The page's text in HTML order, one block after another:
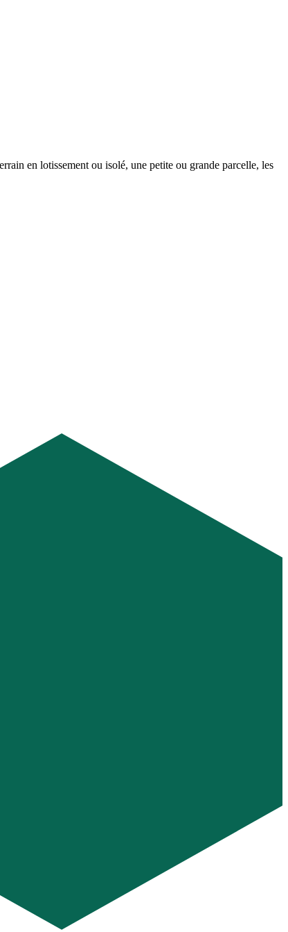
en lotissement ou isolé, une petite ou grande parcelle, les